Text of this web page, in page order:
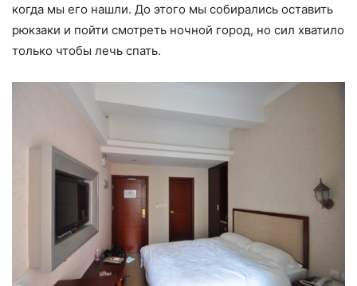
когда мы его нашли. До этого мы собирались оставить
рюкзаки и пойти смотреть ночной город, но сил хватило
только чтобы лечь спать.